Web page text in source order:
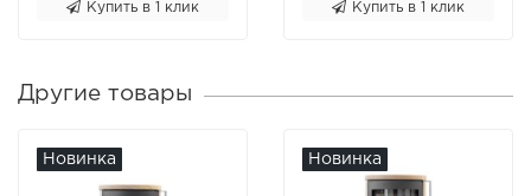
Купить в 1 клик Купить в 1 клик
Другие товары
Новинка Новинка